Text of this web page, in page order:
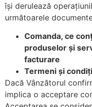
îşi derulează
următoarele
Comanda, ce
produselor şi
facturare
Termeni şi
Dacă Vânzătorul
implica o acceptare